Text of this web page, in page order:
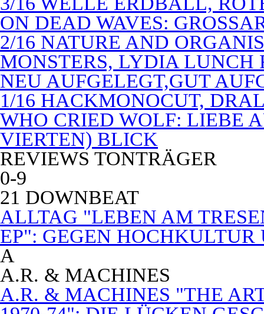
ON DEAD WAVES:
2/16 NATURE AND
MONSTERS, LYDIA LUNCH
NEU AUFGELEGT,GUT
1/16 HACKMONOCUT,
WHO CRIED WOLF: LIEBE
VIERTEN) BLICK
REVIEWS TONTRÄGER
0-9
21 DOWNBEAT
ALLTAG "LEBEN AM
EP": GEGEN
A
A.R. & MACHINES
A.R. & MACHINES "THE